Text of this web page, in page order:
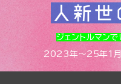
人新
ジェントルマン
2023年～25年1月